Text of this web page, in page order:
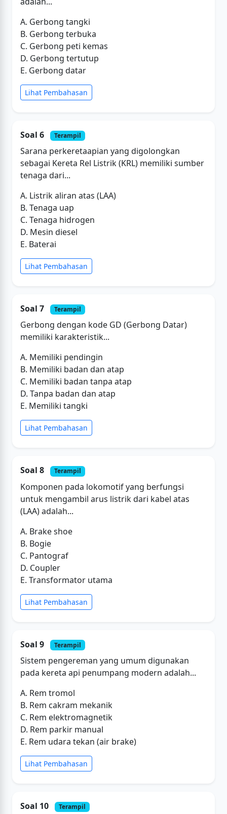
A. Gerbong tangki
B. Gerbong terbuka
C. Gerbong peti kemas
D. Gerbong tertutup
E. Gerbong datar
Lihat Pembahasan
Soal 6 Terampil
Sarana perkeretaapian yang digolongkan
sebagai Kereta Rel Listrik (KRL) memiliki sumber
tenaga dari...
A. Listrik aliran atas (LAA)
B. Tenaga uap
C. Tenaga hidrogen
D. Mesin diesel
E. Baterai
Lihat Pembahasan
Soal 7 Terampil
Gerbong dengan kode GD (Gerbong Datar)
memiliki karakteristik...
A. Memiliki pendingin
B. Memiliki badan dan atap
C. Memiliki badan tanpa atap
D. Tanpa badan dan atap
E. Memiliki tangki
Lihat Pembahasan
Soal 8 Terampil
Komponen pada lokomotif yang berfungsi
untuk mengambil arus listrik dari kabel atas
(LAA) adalah...
A. Brake shoe
B. Bogie
C. Pantograf
D. Coupler
E. Transformator utama
Lihat Pembahasan
Soal 9 Terampil
Sistem pengereman yang umum digunakan
pada kereta api penumpang modern adalah...
A. Rem tromol
B. Rem cakram mekanik
C. Rem elektromagnetik
D. Rem parkir manual
E. Rem udara tekan (air brake)
Lihat Pembahasan
Soal 10 Terampil